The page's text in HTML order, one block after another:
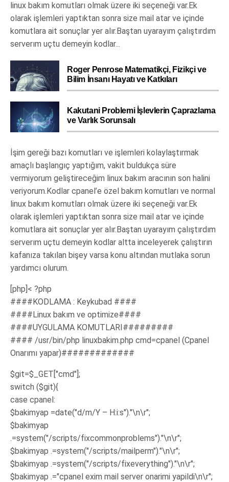
linux bakım komutları olmak üzere iki seçeneği var.Ek
olarak işlemleri yaptıktan sonra size mail atar ve içinde
komutlara ait sonuçlar yer alır.Baştan uyarayım çalıştırdım
serverım uçtu demeyin kodlar...
Roger Penrose Matematikçi, Fizikçi ve
Bilim İnsanı Hayatı ve Katkıları
Kakutani Problemi İşlevlerin Çaprazlama
ve Varlık Sorunsalı
İşim gereği bazı komutları ve işlemleri kolaylaştırmak
amaçlı başlangıç yaptığım, vakit buldukça süre
vermiyorum geliştireceğim linux bakım aracının son halini
veriyorum.Kodlar cpanel’e özel bakım komutları ve normal
linux bakım komutları olmak üzere iki seçeneği var.Ek
olarak işlemleri yaptıktan sonra size mail atar ve içinde
komutlara ait sonuçlar yer alır.Baştan uyarayım çalıştırdım
serverım uçtu demeyin kodlar altta inceleyerek çalıştırın
kafanıza takılan bişey varsa konu altından mutlaka sorun
yardımcı olurum.
[php]< ?php
####KODLAMA : Keykubad ####
####Linux bakım ve optimize####
####UYGULAMA KOMUTLARI#########
#### /usr/bin/php linuxbakim.php cmd=cpanel (Cpanel
Onarımı yapar)#############
$git=$_GET["cmd"];
switch ($git){
case cpanel:
$bakimyap =date("d/m/Y – H:i:s")."\n\r";
$bakimyap
.=system("/scripts/fixcommonproblems")."\n\r";
$bakimyap .=system("/scripts/mailperm")."\n\r";
$bakimyap .=system("/scripts/fixeverything")."\n\r";
$bakimyap .="cpanel exim mail server onarimi yapildi\n\r";